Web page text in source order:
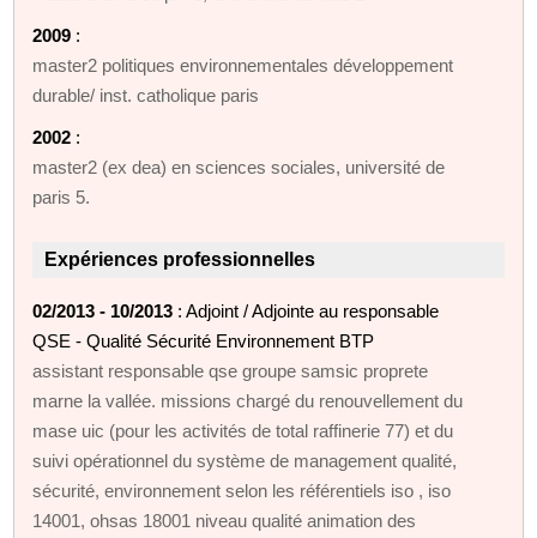
2009 :
master2 politiques environnementales développement
durable/ inst. catholique paris
2002 :
master2 (ex dea) en sciences sociales, université de
paris 5.
Expériences professionnelles
02/2013 - 10/2013 : Adjoint / Adjointe au responsable
QSE - Qualité Sécurité Environnement BTP
assistant responsable qse groupe samsic proprete
marne la vallée. missions chargé du renouvellement du
mase uic (pour les activités de total raffinerie 77) et du
suivi opérationnel du système de management qualité,
sécurité, environnement selon les référentiels iso , iso
14001, ohsas 18001 niveau qualité animation des